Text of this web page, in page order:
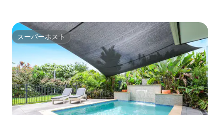
スーパーホスト
スーパーホスト